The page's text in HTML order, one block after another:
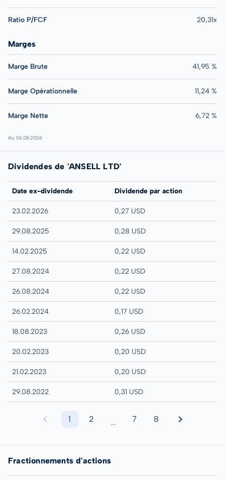
Ratio P/FCF 20,31x
Marges
Marge Brute 41,95 %
Marge Opérationnelle 11,24 %
Marge Nette 6,72 %
Au 06.08.2026
Dividendes de 'ANSELL LTD'
Date ex-dividende Dividende par action
23.02.2026 0,27 USD
29.08.2025 0,28 USD
14.02.2025 0,22 USD
27.08.2024 0,22 USD
26.08.2024 0,22 USD
26.02.2024 0,17 USD
18.08.2023 0,26 USD
20.02.2023 0,20 USD
21.02.2023 0,20 USD
29.08.2022 0,31 USD
1 2 ... 7 8
Fractionnements d'actions